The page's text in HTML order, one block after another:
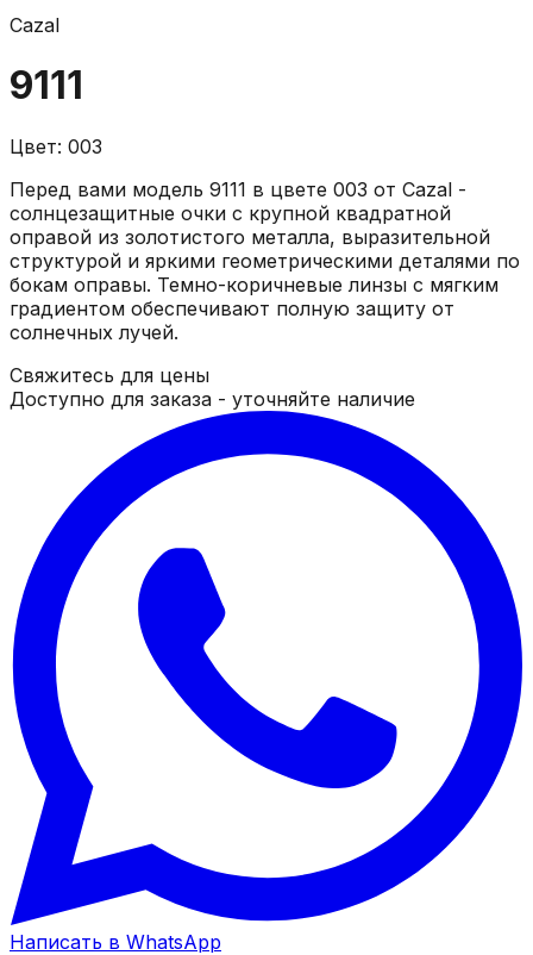
Cazal
9111
Цвет: 003
Перед вами модель 9111 в цвете 003 от Cazal -
солнцезащитные очки с крупной квадратной
оправой из золотистого металла, выразительной
структурой и яркими геометрическими деталями по
бокам оправы. Темно-коричневые линзы с мягким
градиентом обеспечивают полную защиту от
солнечных лучей.
Свяжитесь для цены
Доступно для заказа - уточняйте наличие
Написать в WhatsApp